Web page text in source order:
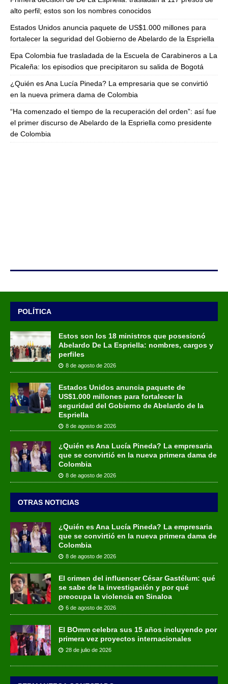
alto perfil; estos son los nombres conocidos
Estados Unidos anuncia paquete de US$1.000 millones para
fortalecer la seguridad del Gobierno de Abelardo de la Espriella
Epa Colombia fue trasladada de la Escuela de Carabineros a La
Picaleña: los episodios que precipitaron su salida de Bogotá
¿Quién es Ana Lucía Pineda? La empresaria que se convirtió
en la nueva primera dama de Colombia
“Ha comenzado el tiempo de la recuperación del orden”: así fue
el primer discurso de Abelardo de la Espriella como presidente
de Colombia
POLÍTICA
Estos son los 18 ministros que posesionó
Abelardo De La Espriella: nombres, cargos y
perfiles
8 de agosto de 2026
Estados Unidos anuncia paquete de
US$1.000 millones para fortalecer la
seguridad del Gobierno de Abelardo de la
Espriella
8 de agosto de 2026
¿Quién es Ana Lucía Pineda? La empresaria
que se convirtió en la nueva primera dama de
Colombia
8 de agosto de 2026
OTRAS NOTICIAS
¿Quién es Ana Lucía Pineda? La empresaria
que se convirtió en la nueva primera dama de
Colombia
8 de agosto de 2026
El crimen del influencer César Gastélum: qué
se sabe de la investigación y por qué
preocupa la violencia en Sinaloa
6 de agosto de 2026
El BOmm celebra sus 15 años incluyendo por
primera vez proyectos internacionales
28 de julio de 2026